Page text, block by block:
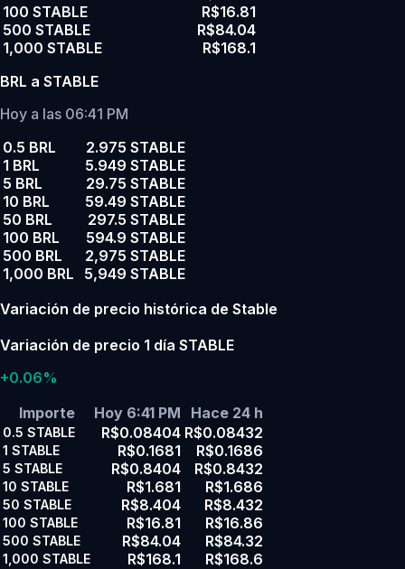
100 STABLE
R$16.81
500 STABLE
R$84.04
1,000 STABLE
R$168.1
BRL a STABLE
Hoy a las 06:41 PM
0.5 BRL
2.975 STABLE
1 BRL
5.949 STABLE
5 BRL
29.75 STABLE
10 BRL
59.49 STABLE
50 BRL
297.5 STABLE
100 BRL
594.9 STABLE
500 BRL
2,975 STABLE
1,000 BRL
5,949 STABLE
Variación de precio histórica de Stable
Variación de precio 1 día STABLE
+0.06%
Importe
Hoy 6:41 PM Hace 24 h
0.5 STABLE R$0.08404 R$0.08432
1 STABLE R$0.1681 R$0.1686
5 STABLE R$0.8404 R$0.8432
10 STABLE R$1.681 R$1.686
50 STABLE R$8.404 R$8.432
100 STABLE R$16.81 R$16.86
500 STABLE R$84.04 R$84.32
1,000 STABLE R$168.1
R$168.6